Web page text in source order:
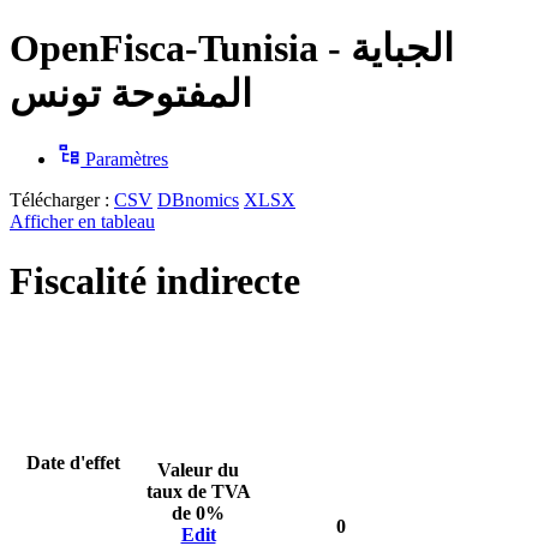
OpenFisca-Tunisia - الجباية
المفتوحة تونس
Paramètres
Télécharger : CSV DBnomics XLSX
Afficher en tableau
Fiscalité indirecte
Date d'effet
Valeur du
taux de TVA
de 0%
Edit
0